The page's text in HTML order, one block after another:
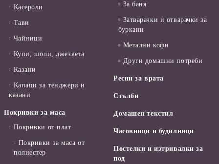
Касероли
Тави
Чайници
Купи, шоли, джезвета
Казани
Капаци за тенджери и
казани
Покривки за маса
Покривки от плат
Покривки за маса от
полиестер
За баня
Затварачки и отварачки за
буркани
Метални кофи
Други домашни потреби
Ресни за врата
Стълби
Домашен текстил
Часовници и будилници
Постелки и изтривалки за
под